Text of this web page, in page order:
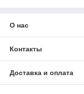
О нас
Контакты
Доставка и оплата